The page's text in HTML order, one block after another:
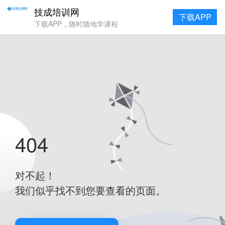
技成培训网
下载APP，随时随地学课程
下载APP
404
对不起！
我们似乎找不到您要查看的页面。